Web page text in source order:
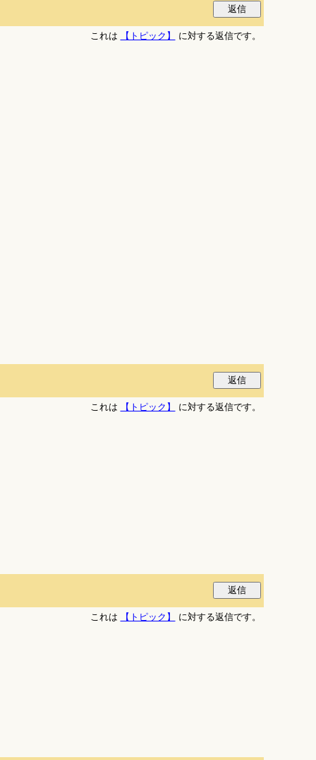
これは 【トピック】 に対する返信です。
これは 【トピック】 に対する返信です。
これは 【トピック】 に対する返信です。